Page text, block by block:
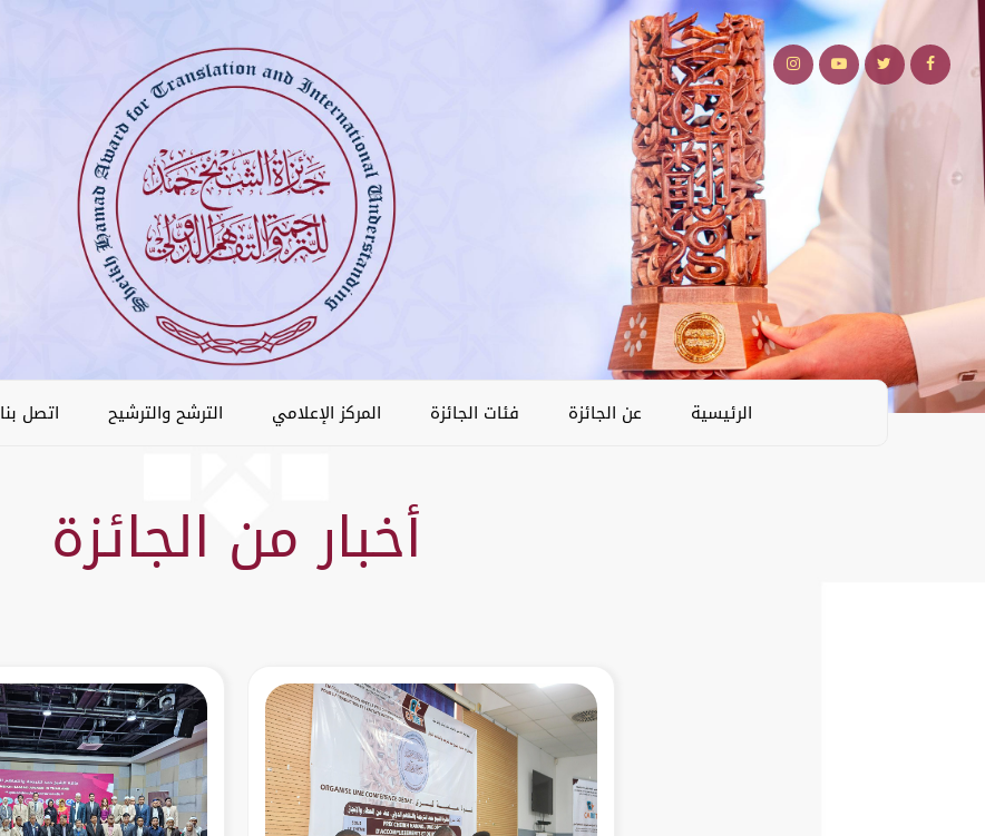
الرئيسية عن الجائزة فئات الجائزة المركز الإعلامي الترشح والترشيح اتصل بنا
أخبار من الجائزة